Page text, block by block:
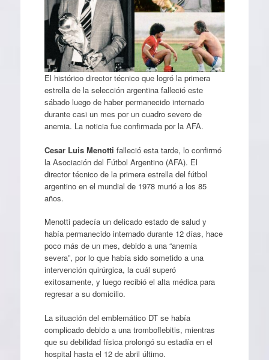
El histórico director técnico que logró la primera
estrella de la selección argentina falleció este
sábado luego de haber permanecido internado
durante casi un mes por un cuadro severo de
anemia. La noticia fue confirmada por la AFA.
Cesar Luis Menotti falleció esta tarde, lo confirmó
la Asociación del Fútbol Argentino (AFA). El
director técnico de la primera estrella del fútbol
argentino en el mundial de 1978 murió a los 85
años.
Menotti padecía un delicado estado de salud y
había permanecido internado durante 12 días, hace
poco más de un mes, debido a una “anemia
severa”, por lo que había sido sometido a una
intervención quirúrgica, la cuál superó
exitosamente, y luego recibió el alta médica para
regresar a su domicilio.
La situación del emblemático DT se había
complicado debido a una tromboflebitis, mientras
que su debilidad física prolongó su estadía en el
hospital hasta el 12 de abril último.